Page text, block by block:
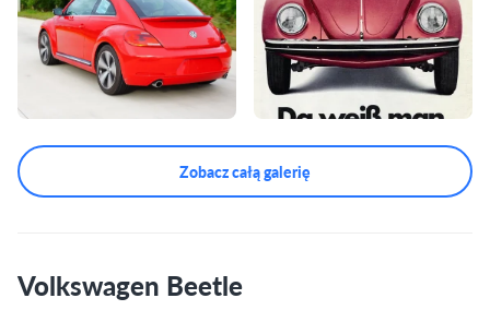
Zobacz całą galerię
Volkswagen Beetle